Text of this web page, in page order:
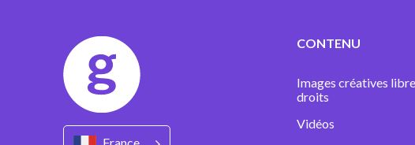
CONTENU
Images créatives
droits
Vidéos